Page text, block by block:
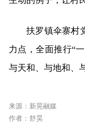
扶罗镇伞寨村
力点，全面推行“
与天和、与地和、
来源：新晃融媒
作者：舒昊